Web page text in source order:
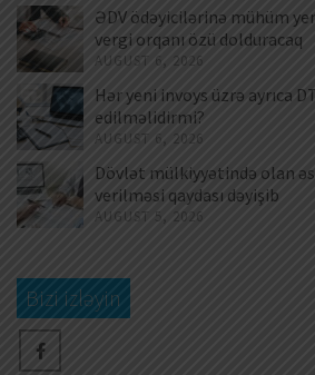
ƏDV ödəyicilərinə mühüm
vergi orqanı özü dolduracaq
AUGUST 6, 2026
Hər yeni invoys üzrə ayrıca
edilməlidirmi?
AUGUST 6, 2026
Dövlət mülkiyyətində olan
verilməsi qaydası dəyişib
AUGUST 5, 2026
Bizi izləyin